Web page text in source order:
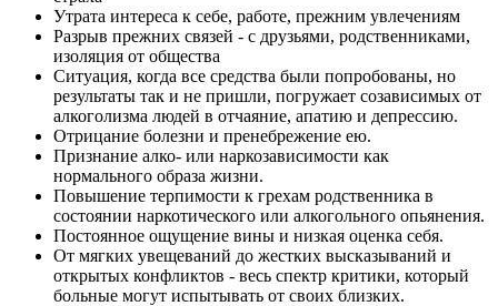
Утрата интереса к себе, работе, прежним увлечениям
Разрыв прежних связей - с друзьями, родственниками,
изоляция от общества
Ситуация, когда все средства были попробованы, но
результаты так и не пришли, погружает созависимых от
алкоголизма людей в отчаяние, апатию и депрессию.
Отрицание болезни и пренебрежение ею.
Признание алко- или наркозависимости как
нормального образа жизни.
Повышение терпимости к грехам родственника в
состоянии наркотического или алкогольного опьянения.
Постоянное ощущение вины и низкая оценка себя.
От мягких увещеваний до жестких высказываний и
открытых конфликтов - весь спектр критики, который
больные могут испытывать от своих близких.